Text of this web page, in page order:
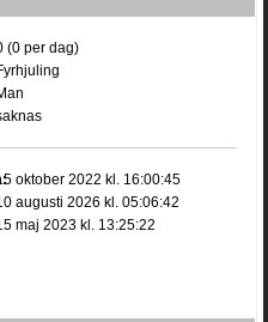
(0 per dag)
oktober 2022 kl. 16:00:45
augusti 2026 kl. 05:06:42
maj 2023 kl. 13:25:22